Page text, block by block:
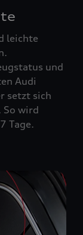
leichte
und
Audi
setzt sich
So wird
Tage.